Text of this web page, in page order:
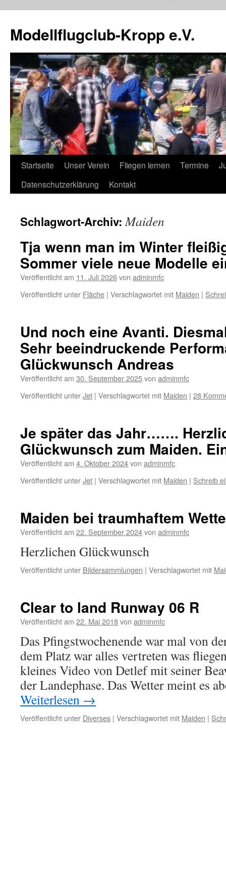
springen
Modellflugclub-Kropp e.V.
Startseite Unser Verein Fliegen lernen Termine
Datenschutzerklärung
Kontakt
Schlagwort-Archiv:Maiden
Tja wenn man im Winter
Sommer viele neue Modelle
Veröffentlicht am 11. Juli 2026von adminmfc
Veröffentlicht unter Fläche | Verschlagwortet mit Maiden |
Und noch eine Avanti.
Sehr beeindruckende
Glückwunsch Andreas
Veröffentlicht am 30. September 2025von adminmfc
Veröffentlicht unterJet | Verschlagwortet mit Maiden | 28
Je später das Jahr…….
Glückwunsch zum Maiden.
Veröffentlicht am 4. Oktober 2024von adminmfc
Veröffentlicht unterJet | Verschlagwortet mit Maiden | Schreib
Maiden bei traumhaftem
Veröffentlicht am 22. September 2024von adminmfc
Herzlichen Glückwunsch
Veröffentlicht unter Bildersammlungen | Verschlagwortet mit
Clear to land Runway 06 R
Veröffentlicht am 22. Mai 2018von adminmfc
Das Pfingstwochenende war mal von
dem Platz war alles vertreten was
kleines Video von Detlef mit seiner
der Landephase. Das Wetter meint es
Weiterlesen →
Veröffentlicht unter Diverses | Verschlagwortet mit Maiden |